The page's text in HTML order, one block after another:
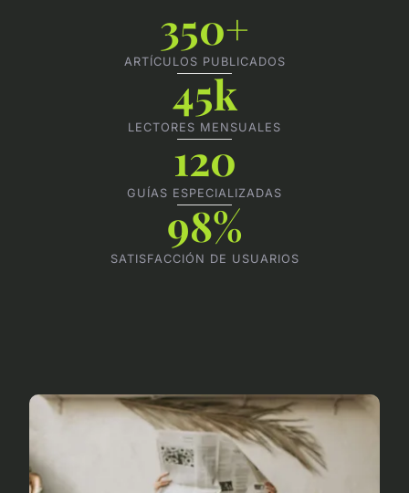
350+
ARTÍCULOS PUBLICADOS
45k
LECTORES MENSUALES
120
GUÍAS ESPECIALIZADAS
98%
SATISFACCIÓN DE USUARIOS